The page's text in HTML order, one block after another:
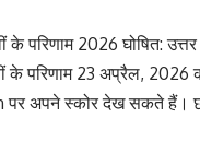
के परिणाम 2026 घोषित:
के परिणाम 23 अप्रैल,
अपने स्कोर देख सकते हैं।